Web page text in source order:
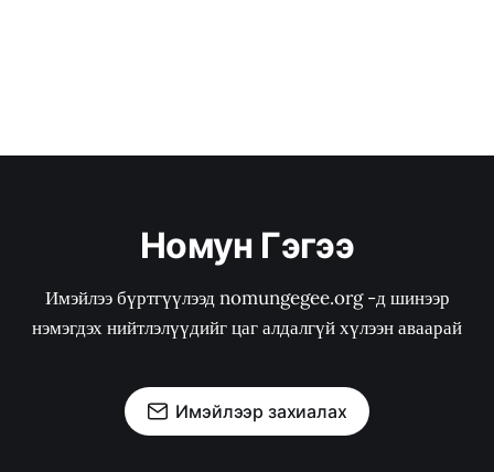
Номун Гэгээ
Имэйлээ бүртгүүлээд nomungegee.org -д шинээр
нэмэгдэх нийтлэлүүдийг цаг алдалгүй хүлээн аваарай
Имэйлээр захиалах